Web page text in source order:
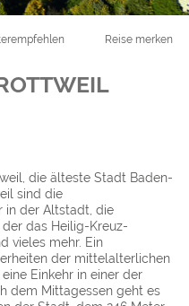
Reise merken
die älteste Stadt Baden-
sind die
in der Altstadt, die
das Heilig-Kreuz-
vieles mehr. Ein
der mittelalterlichen
Einkehr in einer der
dem Mittagessen geht es